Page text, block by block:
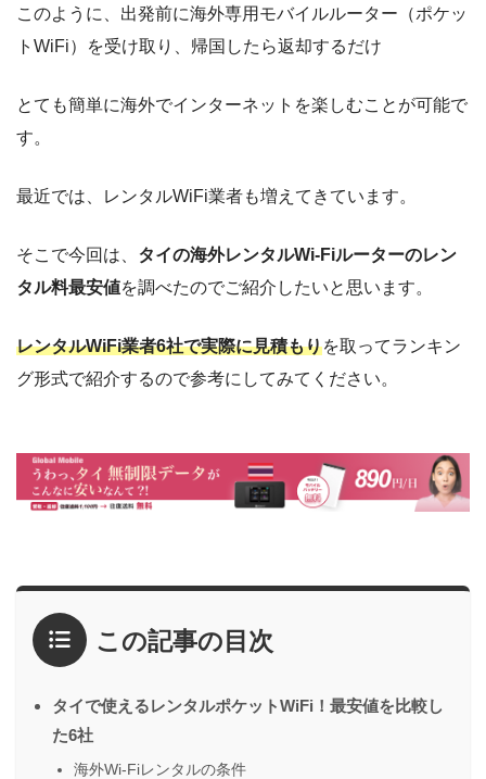
このように、出発前に海外専用モバイルルーター（ポケッ
トWiFi）を受け取り、帰国したら返却するだけ
とても簡単に海外でインターネットを楽しむことが可能で
す。
最近では、レンタルWiFi業者も増えてきています。
そこで今回は、 タイの海外レンタルWi-Fiルーターのレン
タル料最安値を調べたのでご紹介したいと思います。
レンタルWiFi業者6社で実際に見積もりを取ってランキン
グ形式で紹介するので参考にしてみてください。
この記事の目次
タイで使えるレンタルポケットWiFi！最安値を比較し
た6社
海外Wi-Fiレンタルの条件